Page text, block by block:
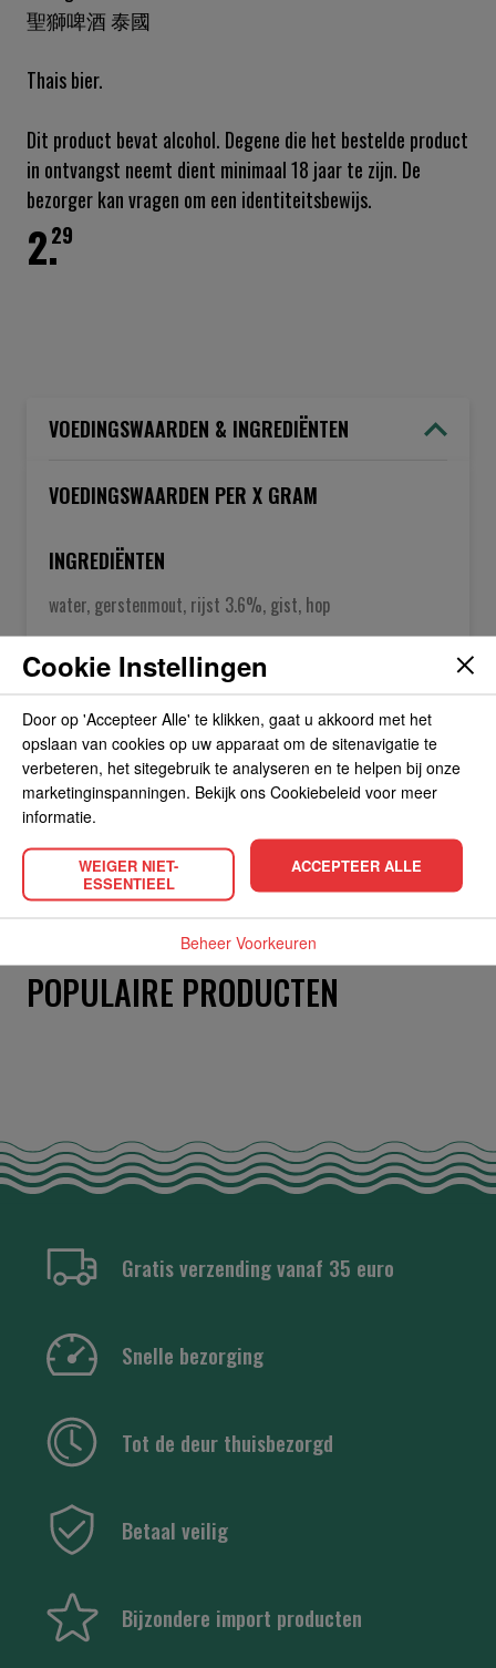
gallerij
聖獅啤酒 泰國
Thais bier.
Dit product bevat alcohol. Degene die het bestelde product
in ontvangst neemt dient minimaal 18 jaar te zijn. De
bezorger kan vragen om een identiteitsbewijs.
29
2.
VOEDINGSWAARDEN & INGREDIËNTEN
VOEDINGSWAARDEN PER X GRAM
INGREDIËNTEN
water, gerstenmout, rijst 3.6%, gist, hop
OVER DE FABRIKANT
ALLERGIEËN
OVERIGE INFORMATIE
POPULAIRE PRODUCTEN
Gratis verzending vanaf 35 euro
Snelle bezorging
Tot de deur thuisbezorgd
Betaal veilig
Bijzondere import producten
Cookie Instellingen
Door op 'Accepteer Alle' te klikken, gaat u akkoord met het
opslaan van cookies op uw apparaat om de sitenavigatie te
verbeteren, het sitegebruik te analyseren en te helpen bij onze
marketinginspanningen. Bekijk ons Cookiebeleid voor meer
informatie.
WEIGER NIET-
ESSENTIEEL
ACCEPTEER ALLE
Beheer Voorkeuren